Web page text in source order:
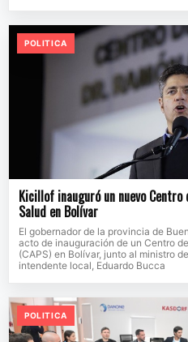
POLITICA
Kicillof inauguró un nuevo
Salud en Bolívar
El gobernador de la provincia de
acto de inauguración de un Centro
(CAPS) en Bolívar, junto al ministro
intendente local, Eduardo Bucca
POLITICA